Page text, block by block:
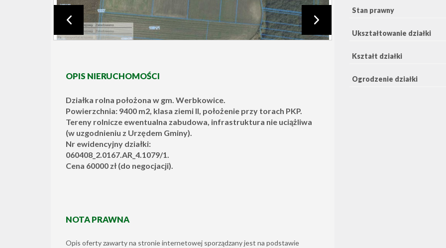
OPIS NIERUCHOMOŚCI
Działka rolna położona w gm. Werbkowice.
Powierzchnia: 9400 m2, klasa ziemi II, położenie przy torach PKP.
Tereny rolnicze ewentualna zabudowa, infrastruktura nie uciążliwa
(w uzgodnieniu z Urzędem Gminy).
Nr ewidencyjny działki:
060408_2.0167.AR_4.1079/1.
Cena 60000 zł (do negocjacji).
NOTA PRAWNA
Opis oferty zawarty na stronie internetowej sporządzany jest na podstawie
Stan prawny
Ukształtowanie działki
Kształt działki
Ogrodzenie działki